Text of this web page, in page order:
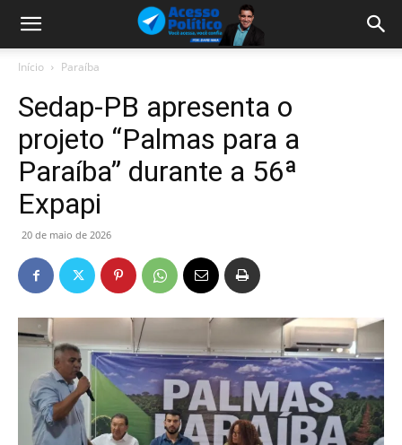
Início Paraíba
Sedap-PB apresenta o
projeto “Palmas para a
Paraíba” durante a 56ª
Expapi
20 de maio de 2026